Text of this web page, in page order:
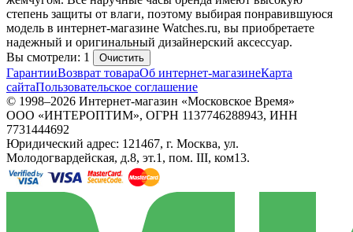
степень защиты от влаги, поэтому выбирая понравившуюся
модель в интернет-магазине Watches.ru, вы приобретаете
надежный и оригинальный дизайнерский аксессуар.
Вы смотрели: 1
Очистить
ГарантииВозврат товараОб интернет-магазинеКарта
сайтаПользовательское соглашение
© 1998–2026 Интернет-магазин «Московское Время»
ООО «ИНТЕРОПТИМ», ОГРН 1137746288943, ИНН
7731444692
Юридический адрес: 121467, г. Москва, ул.
Молодогвардейская, д.8, эт.1, пом. III, ком13.